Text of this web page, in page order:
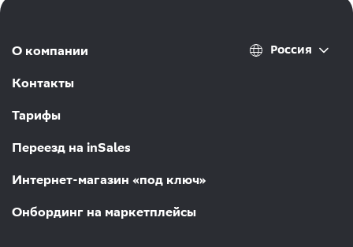
О компании
Контакты
Тарифы
Переезд на inSales
Интернет-магазин «под ключ»
Онбординг на маркетплейсы
Россия